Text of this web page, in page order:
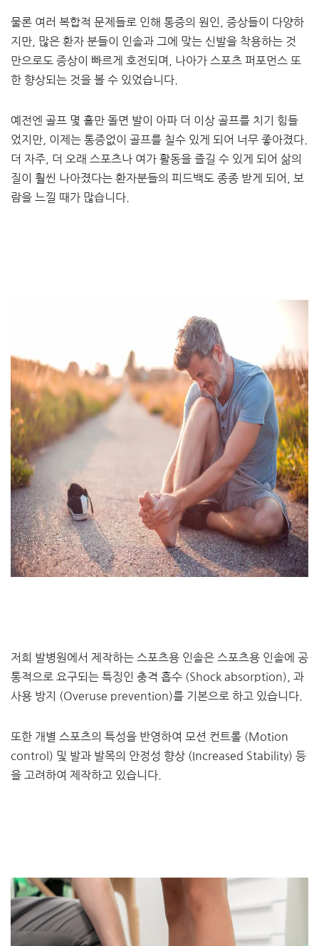
물론 여러 복합적 문제들로 인해 통증의 원인, 증상들이 다양하
지만, 많은 환자 분들이 인솔과 그에 맞는 신발을 착용하는 것
만으로도 증상이 빠르게 호전되며, 나아가 스포츠 퍼포먼스 또
한 향상되는 것을 볼 수 있었습니다.
예전엔 골프 몇 홀만 돌면 발이 아파 더 이상 골프를 치기 힘들
었지만, 이제는 통증없이 골프를 칠수 있게 되어 너무 좋아졌다.
더 자주, 더 오래 스포츠나 여가 활동을 즐길 수 있게 되어 삶의
질이 훨씬 나아졌다는 환자분들의 피드백도 종종 받게 되어, 보
람을 느낄 때가 많습니다.
저희 발병원에서 제작하는 스포츠용 인솔은 스포츠용 인솔에 공
통적으로 요구되는 특징인 충격 흡수 (Shock absorption), 과
사용 방지 (Overuse prevention)를 기본으로 하고 있습니다.
또한 개별 스포츠의 특성을 반영하여 모션 컨트롤 (Motion
control) 및 발과 발목의 안정성 향상 (Increased Stability) 등
을 고려하여 제작하고 있습니다.